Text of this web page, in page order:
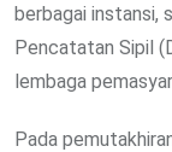
berbagai instansi,
Pencatatan Sipil
lembaga
Pada